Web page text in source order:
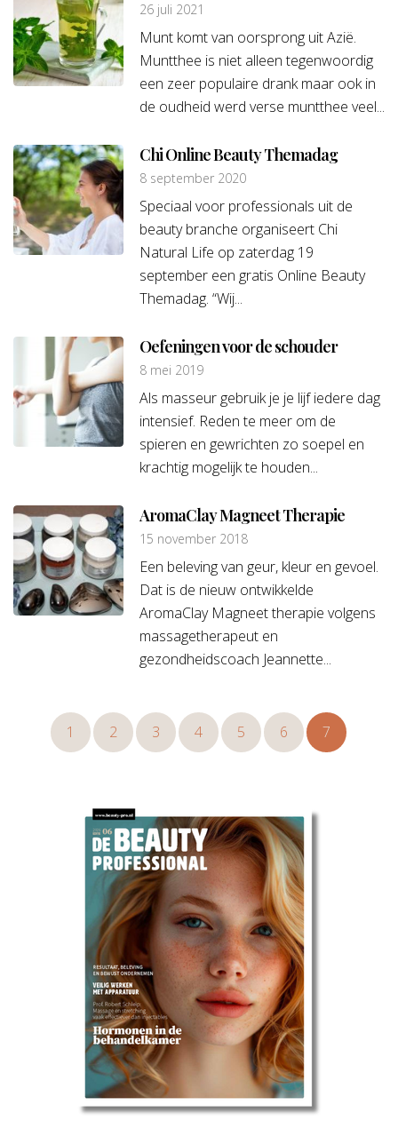
26 juli 2021
Munt komt van oorsprong uit Azië.
Muntthee is niet alleen tegenwoordig
een zeer populaire drank maar ook in
de oudheid werd verse muntthee veel...
Chi Online Beauty Themadag
8 september 2020
Speciaal voor professionals uit de
beauty branche organiseert Chi
Natural Life op zaterdag 19
september een gratis Online Beauty
Themadag. “Wij...
Oefeningen voor de schouder
8 mei 2019
Als masseur gebruik je je lijf iedere dag
intensief. Reden te meer om de
spieren en gewrichten zo soepel en
krachtig mogelijk te houden...
AromaClay Magneet Therapie
15 november 2018
Een beleving van geur, kleur en gevoel.
Dat is de nieuw ontwikkelde
AromaClay Magneet therapie volgens
massagetherapeut en
gezondheidscoach Jeannette...
1 2 3 4 5 6 7